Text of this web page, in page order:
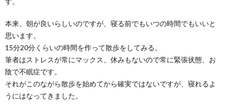
本来、朝が良いらしいのですが、寝る前でもいつの時間でもいいと
思います。
15分20分くらいの時間を作って散歩をしてみる。
筆者はストレスが常にマックス、休みもないので常に緊張状態、お
陰で不眠症です。
それがこのながら散歩を始めてから確実ではないですが、寝れるよ
うにはなってきました。